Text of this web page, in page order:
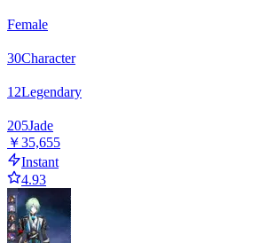
Female
30Character
12Legendary
205Jade
￥35,655
Instant
4.93